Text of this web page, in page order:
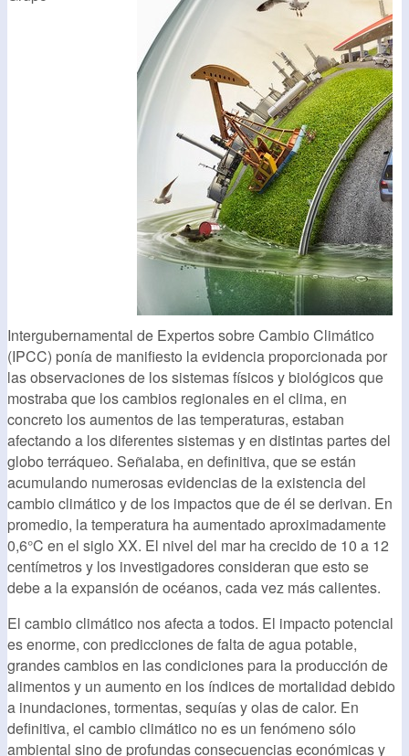
Intergubernamental de Expertos sobre Cambio Climático
(IPCC) ponía de manifiesto la evidencia proporcionada por
las observaciones de los sistemas físicos y biológicos que
mostraba que los cambios regionales en el clima, en
concreto los aumentos de las temperaturas, estaban
afectando a los diferentes sistemas y en distintas partes del
globo terráqueo. Señalaba, en definitiva, que se están
acumulando numerosas evidencias de la existencia del
cambio climático y de los impactos que de él se derivan. En
promedio, la temperatura ha aumentado aproximadamente
0,6°C en el siglo XX. El nivel del mar ha crecido de 10 a 12
centímetros y los investigadores consideran que esto se
debe a la expansión de océanos, cada vez más calientes.
El cambio climático nos afecta a todos. El impacto potencial
es enorme, con predicciones de falta de agua potable,
grandes cambios en las condiciones para la producción de
alimentos y un aumento en los índices de mortalidad debido
a inundaciones, tormentas, sequías y olas de calor. En
definitiva, el cambio climático no es un fenómeno sólo
ambiental sino de profundas consecuencias económicas y